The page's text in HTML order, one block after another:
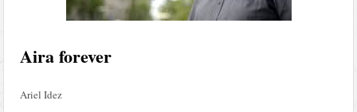
Aira forever
Ariel Idez